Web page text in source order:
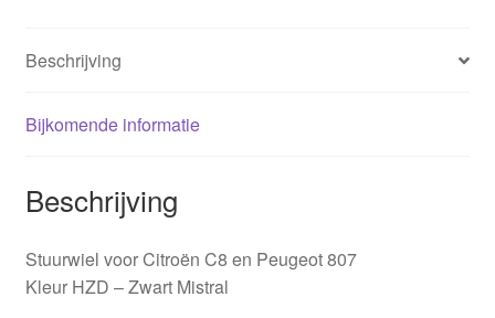
Beschrijving
Bijkomende informatie
Beschrijving
Stuurwiel voor Citroën C8 en Peugeot 807
Kleur HZD – Zwart Mistral